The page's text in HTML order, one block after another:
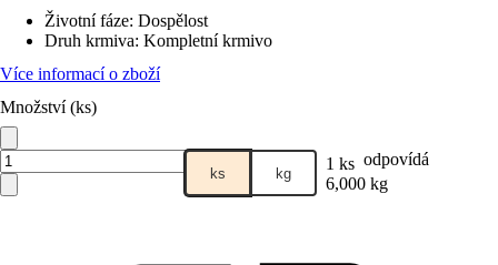
Životní fáze: Dospělost
Druh krmiva: Kompletní krmivo
Více informací o zboží
Množství (ks)
ks kg 1 ks odpovídá
6,000 kg